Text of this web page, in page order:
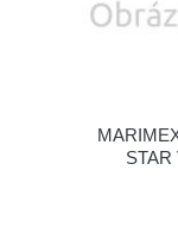
STAR